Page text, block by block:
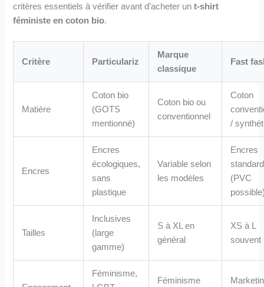
critères essentiels à vérifier avant d’acheter unt-shirt
féministe en coton bio.
Critère Particulariz
Marque
classique
Fast
Matière
Coton bio
(GOTS
mentionné)
Coton bio ou
conventionnel
Coton
/
Encres
Encres
écologiques,
sans
plastique
Variable selon
les modèles
Encres
standard
(PVC
Tailles
Inclusives
(large
gamme)
S à XL en
général
XS à L
souvent
Féminisme,
Féminisme